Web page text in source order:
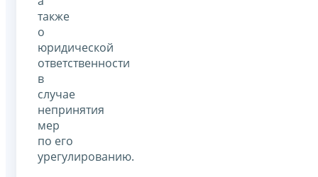
также
о
юридической
ответственности
в
случае
непринятия
мер
по его
урегулированию.